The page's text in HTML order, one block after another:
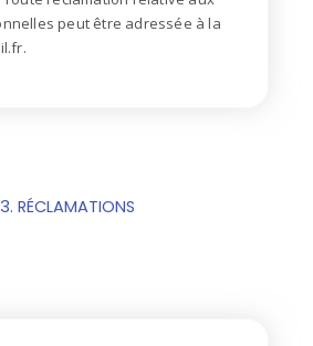
peut être adressée à la
RÉCLAMATIONS